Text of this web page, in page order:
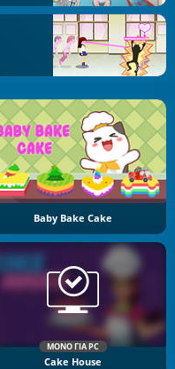
Baby Bake Cake
ΜΌΝΟ ΓΙΑ PC
Cake House